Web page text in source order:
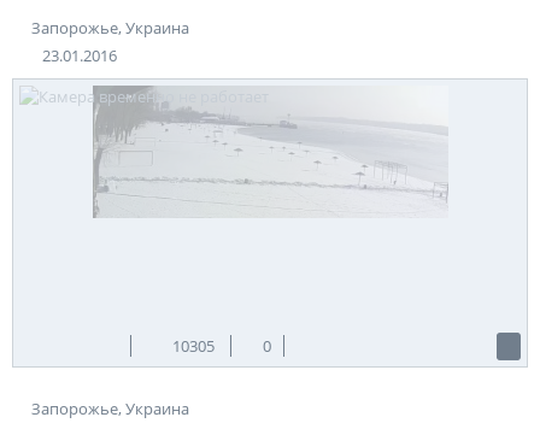
Запорожье, Украина
23.01.2016
10305 0
Запорожье, Украина